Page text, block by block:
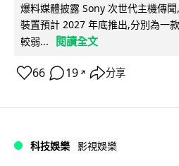
爆料媒體披露 Sony 次世代主機傳
裝置預計 2027 年底推出,分別為一
較弱...
閱讀全文
66 19 ↗ 分享
科技娛樂 影視娛樂